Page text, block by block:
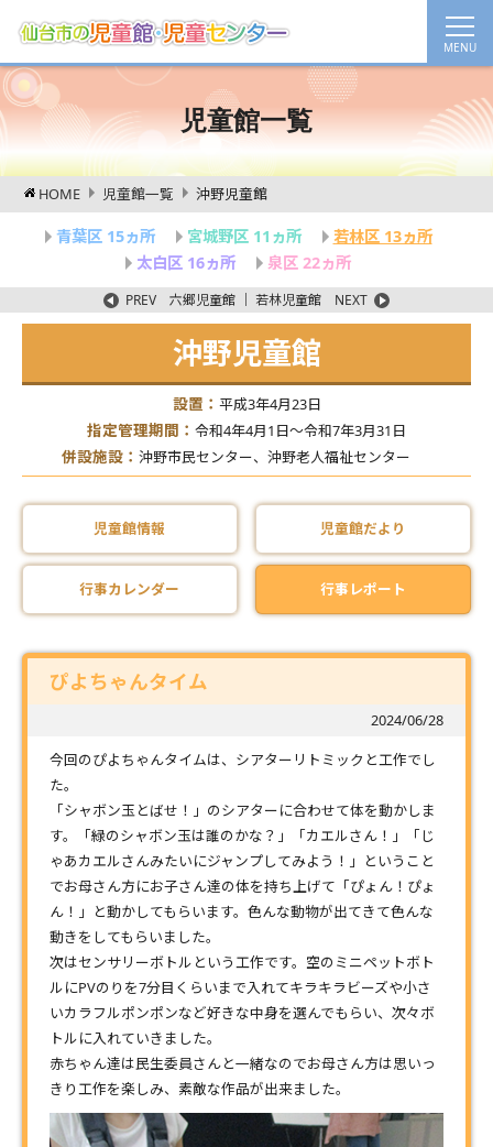
児童館一覧
HOME 児童館一覧 沖野児童館
青葉区 15ヵ所 宮城野区 11ヵ所
若林区 13ヵ所
太白区 16ヵ所
泉区 22ヵ所
PREV 六郷児童館 若林児童館 NEXT
沖野児童館
設置： 平成3年4月23日
指定管理期間： 令和4年4月1日～令和7年3月31日
併設施設： 沖野市民センター、沖野老人福祉センター
児童館情報 児童館だより
行事カレンダー 行事レポート
ぴよちゃんタイム
2024/06/28
今回のぴよちゃんタイムは、シアターリトミックと工作でし
た。
「シャボン玉とばせ！」のシアターに合わせて体を動かしま
す。「緑のシャボン玉は誰のかな？」「カエルさん！」「じ
ゃあカエルさんみたいにジャンプしてみよう！」ということ
でお母さん方にお子さん達の体を持ち上げて「ぴょん！ぴょ
ん！」と動かしてもらいます。色んな動物が出てきて色んな
動きをしてもらいました。
次はセンサリーボトルという工作です。空のミニペットボト
ルにPVのりを7分目くらいまで入れてキラキラビーズや小さ
いカラフルポンポンなど好きな中身を選んでもらい、次々ボ
トルに入れていきました。
赤ちゃん達は民生委員さんと一緒なのでお母さん方は思いっ
きり工作を楽しみ、素敵な作品が出来ました。